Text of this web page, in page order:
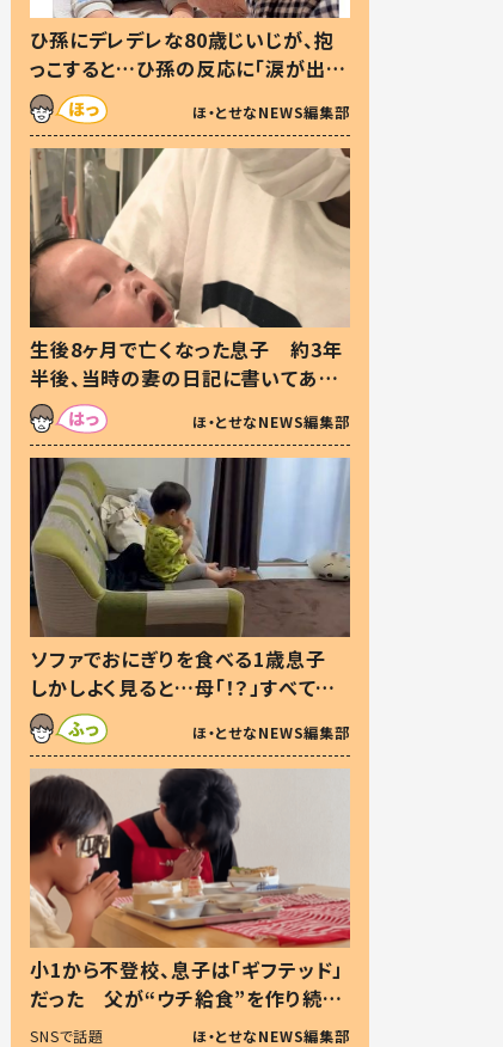
ひ孫にデレデレな80歳じいじが、抱
っこすると…ひ孫の反応に「涙が出ま
した」「可愛くて仕方ない」
ほ・とせなNEWS編集部
生後8ヶ月で亡くなった息子 約3年
半後、当時の妻の日記に書いてあっ
た本音とは
ほ・とせなNEWS編集部
ソファでおにぎりを食べる1歳息子
しかしよく見ると…母「！？」すべてを
察した母の投稿に「可愛いから許
す！」「現行犯〜」
ほ・とせなNEWS編集部
小1から不登校、息子は「ギフテッド」
だった 父が“ウチ給食”を作り続け
る理由とは #令和の親 #令和の子
SNSで話題 ほ・とせなNEWS編集部